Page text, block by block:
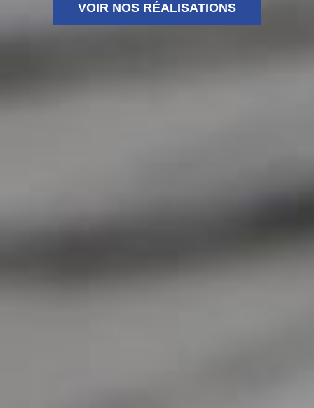
VOIR NOS RÉALISATIONS